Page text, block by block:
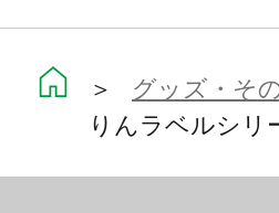
立川市の公認キャラ
となったが、秋の
ウドラは立川うど
＞ グッズ・そ
りんラベルシ